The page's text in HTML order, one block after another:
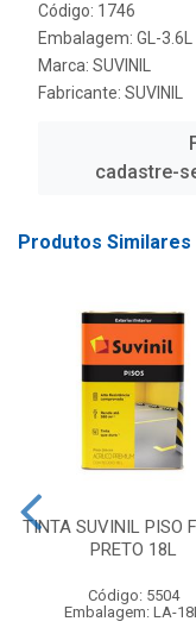
Código: 1746
Embalagem: GL-3.6L
Marca: SUVINIL
Fabricante: SUVINIL
cadastre-
Produtos Similares
TINTA SUVINIL PISO
PRETO 18L
Código: 5504
Embalagem: LA-